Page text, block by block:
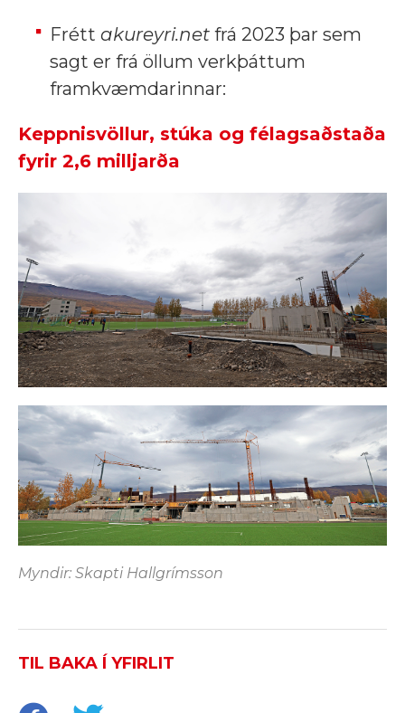
Frétt akureyri.net frá 2023 þar sem
sagt er frá öllum verkþáttum
framkvæmdarinnar:
Keppnisvöllur, stúka og félagsaðstaða
fyrir 2,6 milljarða
Myndir: Skapti Hallgrímsson
TIL BAKA Í YFIRLIT